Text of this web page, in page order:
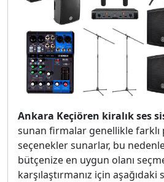
Ankara Keçiören kiralık ses
sunan firmalar genellikle farklı
seçenekler sunarlar, bu
bütçenize en uygun olanı
karşılaştırmanız için